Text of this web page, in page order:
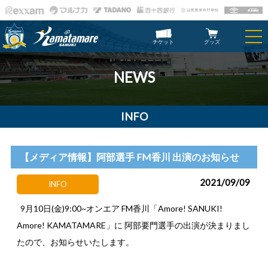
チケット グッズ
NEWS
INFO
【メディア情報】阿部選手 FM香川 出演のお知らせ
INFO 2021/09/09
9月10日(金)9:00~オンエア FM香川「Amore! SANUKI!
Amore! KAMATAMARE」に 阿部要門選手の出演が決まりまし
たので、お知らせいたします。